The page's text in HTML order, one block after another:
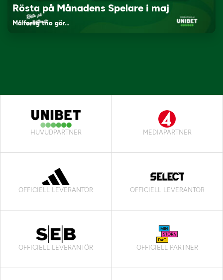
Rösta på Månadens Spelare i maj
Målfarlig trio gör…
HUVUDPARTNER MEDIAPARTNER
OFFICIELL LEVERANTÖR OFFICIELL LEVERANTÖR
OFFICIELL LEVERANTÖR OFFICIELL PARTNER